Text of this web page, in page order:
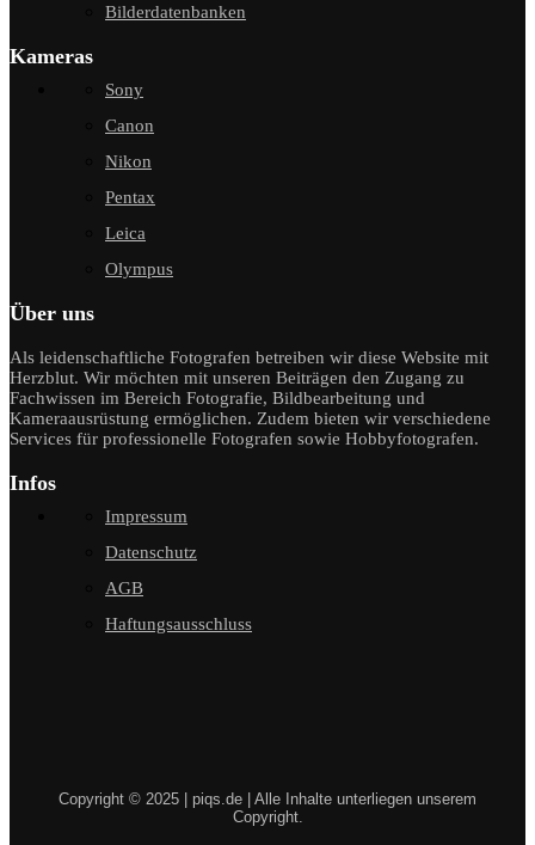
Bilderdatenbanken
Kameras
Sony
Canon
Nikon
Pentax
Leica
Olympus
Über uns
Als leidenschaftliche Fotografen betreiben wir diese Website mit
Herzblut. Wir möchten mit unseren Beiträgen den Zugang zu
Fachwissen im Bereich Fotografie, Bildbearbeitung und
Kameraausrüstung ermöglichen. Zudem bieten wir verschiedene
Services für professionelle Fotografen sowie Hobbyfotografen.
Infos
Impressum
Datenschutz
AGB
Haftungsausschluss
Copyright © 2025 | piqs.de | Alle Inhalte unterliegen unserem
Copyright.